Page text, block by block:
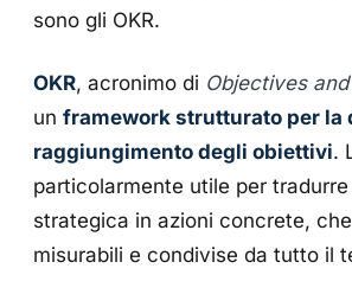
sono gli OKR.
OKR, acronimo di Objectives
un framework strutturato per la
raggiungimento degli obiettivi.
particolarmente utile per
strategica in azioni concrete,
misurabili e condivise da tutto il